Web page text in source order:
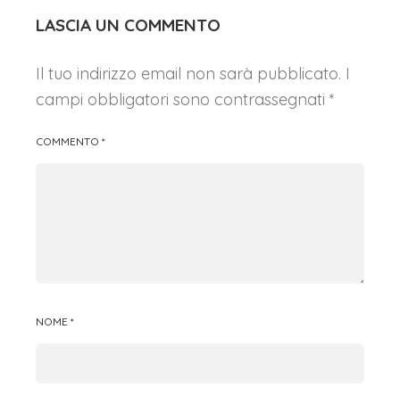
LASCIA UN COMMENTO
Il tuo indirizzo email non sarà pubblicato. I
campi obbligatori sono contrassegnati *
COMMENTO *
NOME *